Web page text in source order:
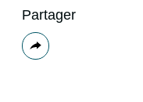
Partager
Plus
de